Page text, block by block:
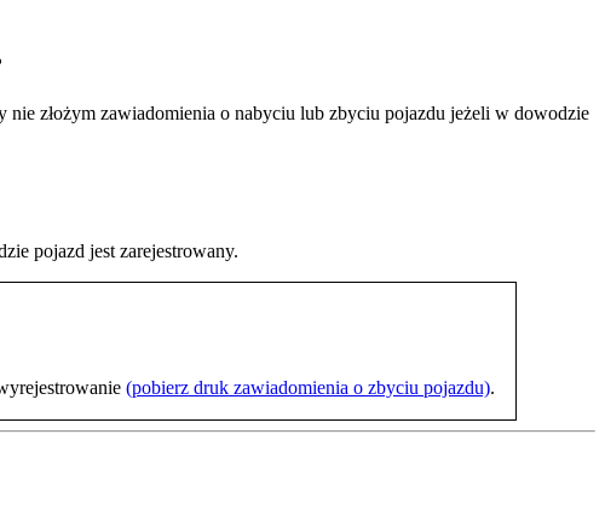
złożym zawiadomienia o nabyciu lub zbyciu pojazdu jeżeli w dowodzie
pojazd jest zarejestrowany.
(pobierz druk zawiadomienia o zbyciu pojazdu).